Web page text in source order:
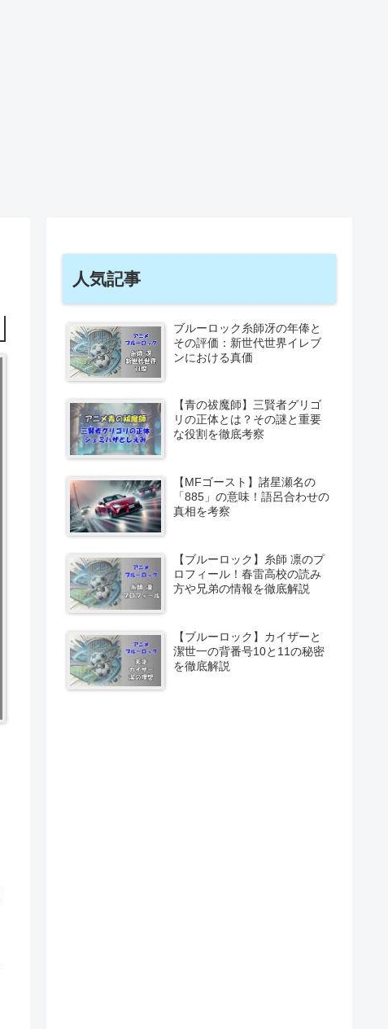
人気記事
ブルーロック糸師冴の年俸と
その評価：新世代世界イレブ
ンにおける真価
【青の祓魔師】三賢者グリゴ
リの正体とは？その謎と重要
な役割を徹底考察
【MFゴースト】諸星瀬名の
「885」の意味！語呂合わせの
真相を考察
【ブルーロック】糸師 凛のプ
ロフィール！春雷高校の読み
方や兄弟の情報を徹底解説
【ブルーロック】カイザーと
潔世一の背番号10と11の秘密
を徹底解説